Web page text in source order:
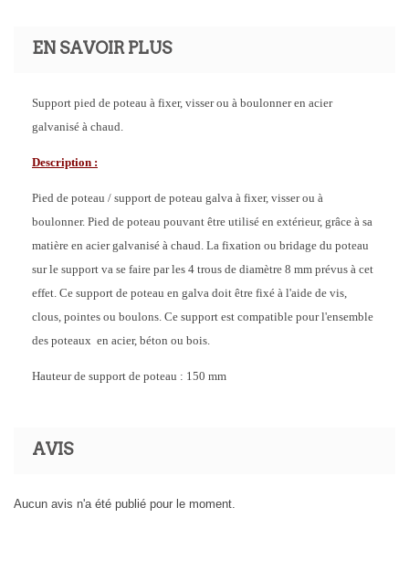
EN SAVOIR PLUS
Support pied de poteau à fixer, visser ou à boulonner en acier
galvanisé à chaud.
Description :
Pied de poteau / support de poteau galva à fixer, visser ou à
boulonner. Pied de poteau pouvant être utilisé en extérieur, grâce à sa
matière en acier galvanisé à chaud. La fixation ou bridage du poteau
sur le support va se faire par les 4 trous de diamètre 8 mm prévus à cet
effet. Ce support de poteau en galva doit être fixé à l'aide de vis,
clous, pointes ou boulons. Ce support est compatible pour l'ensemble
des poteaux en acier, béton ou bois.
Hauteur de support de poteau : 150 mm
AVIS
Aucun avis n'a été publié pour le moment.